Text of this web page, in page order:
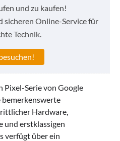
und zu kaufen!
sicheren Online-Service für
Technik.
Pixel-Serie von Google
bemerkenswerte
Hardware,
und erstklassigen
verfügt über ein